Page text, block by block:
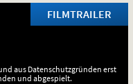
FILMTRAILER
aus Datenschutzgründen erst
und abgespielt.